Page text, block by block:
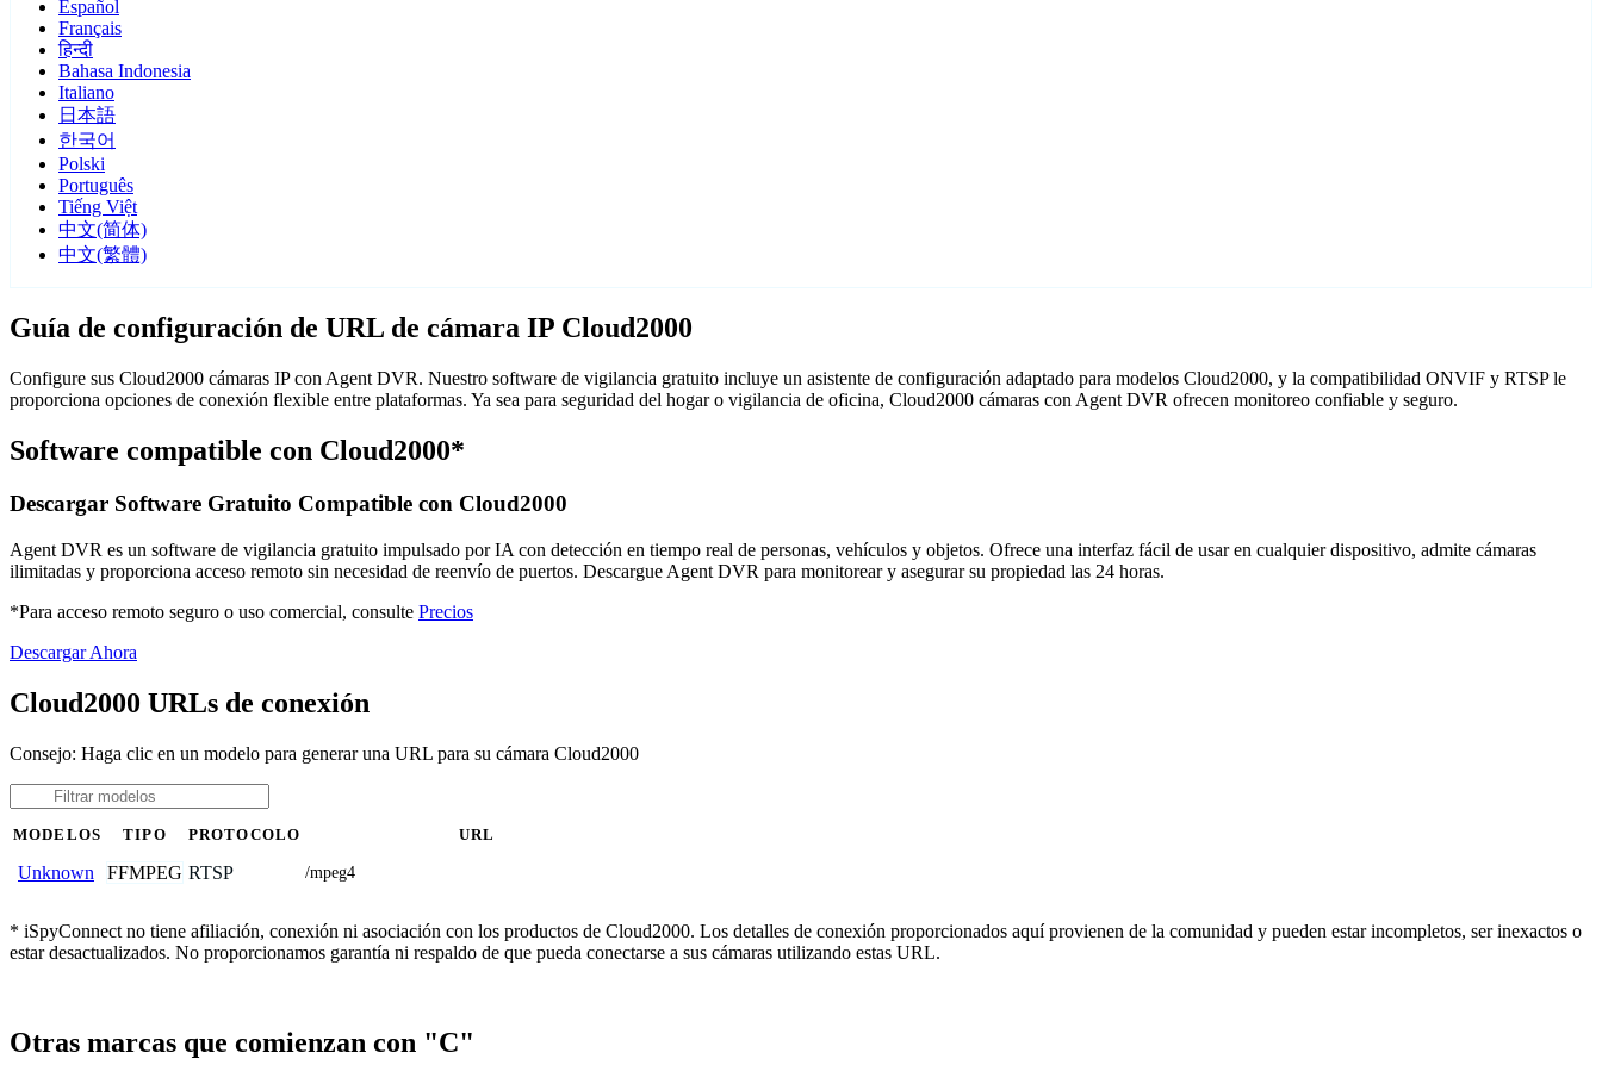
Español
Français
हिन्दी
Bahasa Indonesia
Italiano
日本語
한국어
Polski
Português
Tiếng Việt
中文(简体)
中文(繁體)
Guía de configuración de URL de cámara IP Cloud2000
Configure sus Cloud2000 cámaras IP con Agent DVR. Nuestro software de vigilancia gratuito incluye un asistente de configuración adaptado para modelos Cloud2000, y la compatibilidad ONVIF y RTSP le
proporciona opciones de conexión flexible entre plataformas. Ya sea para seguridad del hogar o vigilancia de oficina, Cloud2000 cámaras con Agent DVR ofrecen monitoreo confiable y seguro.
Software compatible con Cloud2000*
Descargar Software Gratuito Compatible con Cloud2000
Agent DVR es un software de vigilancia gratuito impulsado por IA con detección en tiempo real de personas, vehículos y objetos. Ofrece una interfaz fácil de usar en cualquier dispositivo, admite cámaras
ilimitadas y proporciona acceso remoto sin necesidad de reenvío de puertos. Descargue Agent DVR para monitorear y asegurar su propiedad las 24 horas.
*Para acceso remoto seguro o uso comercial, consulte Precios
Descargar Ahora
Cloud2000 URLs de conexión
Consejo: Haga clic en un modelo para generar una URL para su cámara Cloud2000
MODELOS TIPO PROTOCOLO URL
Unknown FFMPEG RTSP /mpeg4
* iSpyConnect no tiene afiliación, conexión ni asociación con los productos de Cloud2000. Los detalles de conexión proporcionados aquí provienen de la comunidad y pueden estar incompletos, ser inexactos o
estar desactualizados. No proporcionamos garantía ni respaldo de que pueda conectarse a sus cámaras utilizando estas URL.
Otras marcas que comienzan con "C"